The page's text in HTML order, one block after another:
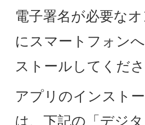
電子署名が必要な
にスマートフォン
ストールしてくださ
アプリのインスト
は、下記の「デジ